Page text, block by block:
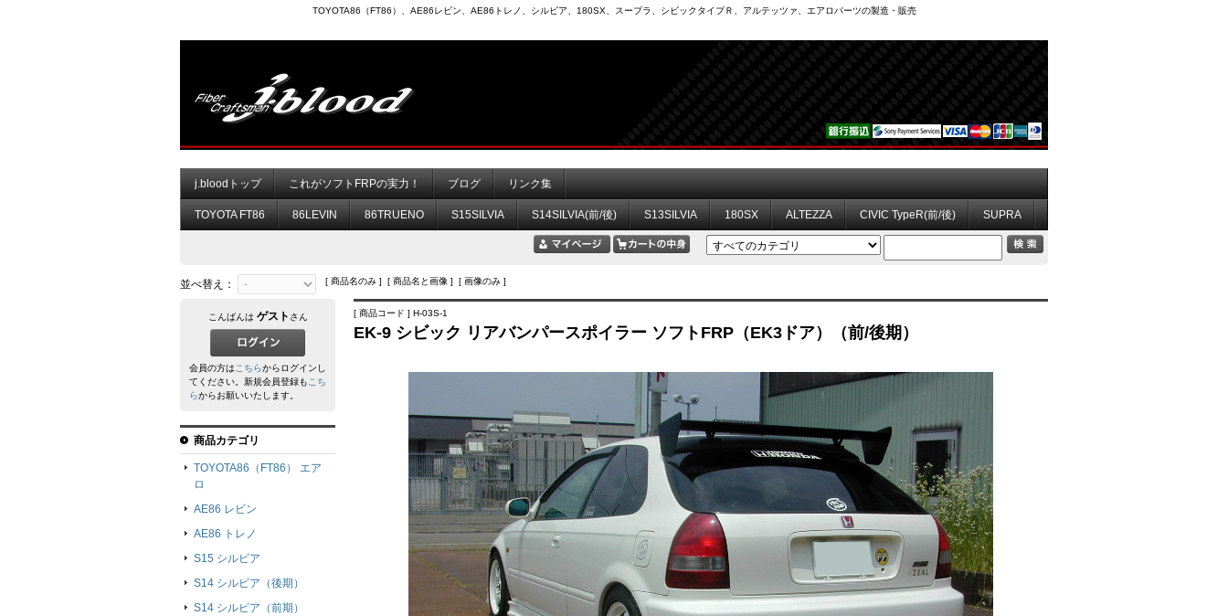
TOYOTA86（FT86）、AE86レビン、AE86トレノ、シルビア、180SX、スープラ、シビックタイプＲ、アルテッツァ、エアロパーツの製造・販売
j.bloodトップ これがソフトFRPの実力！ ブログ リンク集
TOYOTA FT86 86LEVIN 86TRUENO S15SILVIA S14SILVIA(前/後) S13SILVIA 180SX ALTEZZA CIVIC TypeR(前/後) SUPRA
並べ替え： [ 商品名のみ ] [ 商品名と画像 ] [ 画像のみ ]
[ 商品コード ] H-03S-1
EK-9 シビック リアバンパースポイラー ソフトFRP（EK3ドア）（前/後期）
こんばんは ゲスト さん
会員の方はこちらからログインし
てください。新規会員登録もこち
らからお願いいたします。
商品カテゴリ
TOYOTA86（FT86） エア
ロ
AE86 レビン
AE86 トレノ
S15 シルビア
S14 シルビア（後期）
S14 シルビア（前期）